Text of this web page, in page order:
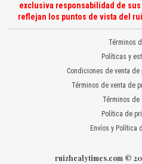
exclusiva responsabilidad de
reflejan los puntos de vista del
Términos
Políticas y
Condiciones de venta
Términos de venta de
Términos de
Política de
Envíos y Política
ruizhealytimes.com ©